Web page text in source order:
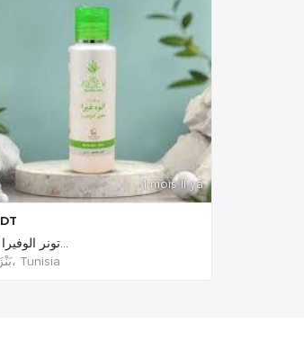
1 mois Il ya
DT
تونر الوفيرا الط...
بَنْزَرْت‎، Tunisia